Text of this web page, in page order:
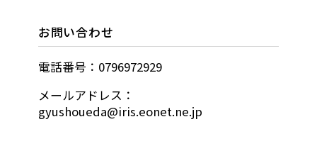
お問い合わせ
電話番号：0796972929
メールアドレス：
gyushoueda@iris.eonet.ne.jp